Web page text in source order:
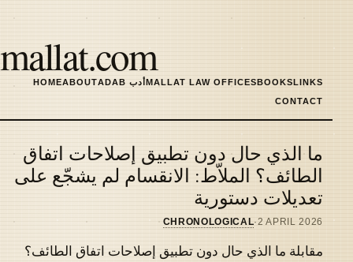
main
content
mallat.com
HOMEABOUT ADAB أدبMALLAT LAW OFFICESBOOKSLINKS
CONTACT
Latest
articles
ما الذي حال دون تطبيق إصلاحات اتفاق
الطائف؟ الملاّط: الانقسام لم يشجّع على
تعديلات دستورية
2 APRIL 2026
·
CHRONOLOGICAL
مقابلة ما الذي حال دون تطبيق إصلاحات اتفاق الطائف؟